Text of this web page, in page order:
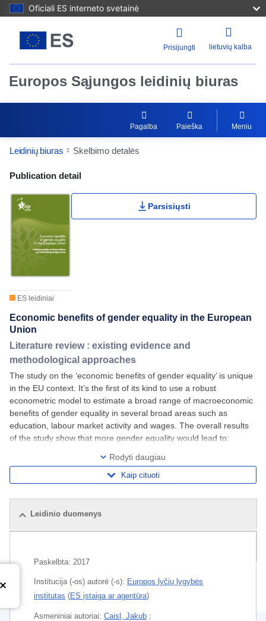
Oficiali ES interneto svetainė
Prisijungti lietuvių kalba
Europos Sąjungos leidinių biuras
Pagalba Paieška Meniu
Leidinių biuras Skelbimo detalės
Publication Detail Actions Portlet
Publication detail
ES leidiniai
Parsisiųsti
Economic benefits of gender equality in the European
Union
Literature review : existing evidence and
methodological approaches
The study on the ‘economic benefits of gender equality’ is unique
in the EU context. It’s the first of its kind to use a robust
econometric model to estimate a broad range of macroeconomic
benefits of gender equality in several broad areas such as
education, labour market activity and wages. The overall results
of the study show that more gender equality would lead to:
Rodyti daugiau
Kaip cituoti
Leidinio duomenys
Paskelbta: 2017
Institucija (-os) autorė (-s): Europos lyčių lygybės
institutas (ES įstaiga ar agentūra)
Asmeniniai autoriai: Caisl, Jakub ;